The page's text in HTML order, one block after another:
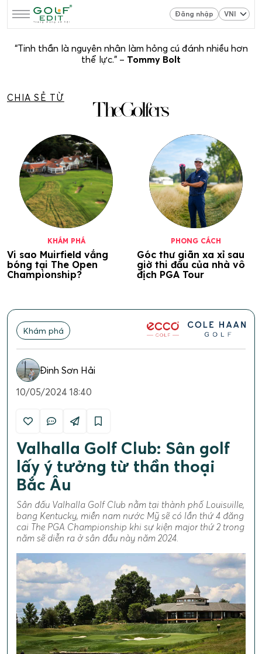
Đăng nhập
“Tinh thần là nguyên nhân làm hỏng cú đánh nhiều hơn
thể lực.” – Tommy Bolt
CHIA SẺ TỪ
KHÁM PHÁ
Vi sao Muirfield vắng
bóng tại The Open
Championship?
PHONG CÁCH
Góc thư giãn xa xỉ sau
giờ thi đấu của nhà vô
địch PGA Tour
Khám phá
Đinh Sơn Hải
10/05/2024 18:40
Valhalla Golf Club: Sân golf
lấy ý tưởng từ thần thoại
Bắc Âu
Sân đấu Valhalla Golf Club nằm tại thành phố Louisville,
bang Kentucky, miền nam nước Mỹ sẽ có lần thứ 4 đăng
cai The PGA Championship khi sự kiện major thứ 2 trong
năm sẽ diễn ra ở sân đầu này năm 2024.